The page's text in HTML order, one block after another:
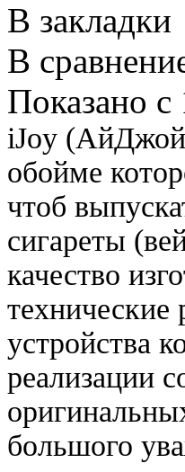
В закладки
В
Показано с
iJoy
обойме
чтоб
сигареты
качество
устройства
реализации
большого